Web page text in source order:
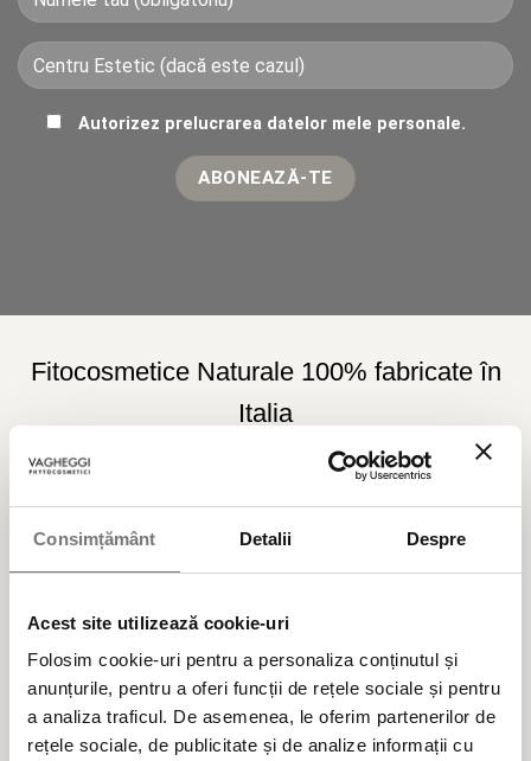
Consimțământ Detalii Despre
Acest site utilizează cookie-uri
Folosim cookie-uri pentru a personaliza conținutul și
anunțurile, pentru a oferi funcții de rețele sociale și pentru
a analiza traficul. De asemenea, le oferim partenerilor de
rețele sociale, de publicitate și de analize informații cu
Autorizez prelucrarea datelor mele personale.
Fitocosmetice Naturale 100% fabricate în
Italia
Din 1975 credem în valoarea adăugată a
frumuseții care se bazează pe ingrediente
active naturale.
Produse cosmetice BIO vegane naturale,
testate clinic și dermatologic, formulate cu
ingrediente alese cu multă atenție și cu
responsabilitate pentru mediu, din surse